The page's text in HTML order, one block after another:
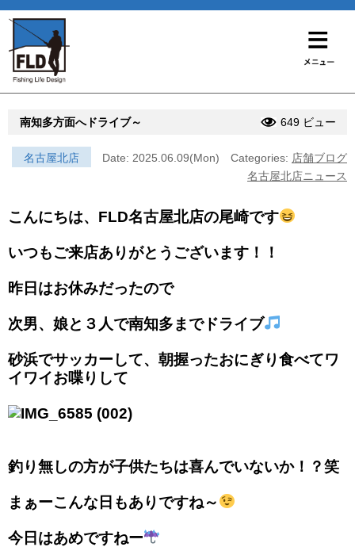
南知多方面へドライブ～ 649 ビュー
名古屋北店 Date: 2025.06.09(Mon) Categories: 店舗ブログ
名古屋北店ニュース
こんにちは、FLD名古屋北店の尾崎です
いつもご来店ありがとうございます！！
昨日はお休みだったので
次男、娘と３人で南知多までドライブ
砂浜でサッカーして、朝握ったおにぎり食べてワ
イワイお喋りして
釣り無しの方が子供たちは喜んでいないか！？笑
まぁーこんな日もありですね～
今日はあめですねー